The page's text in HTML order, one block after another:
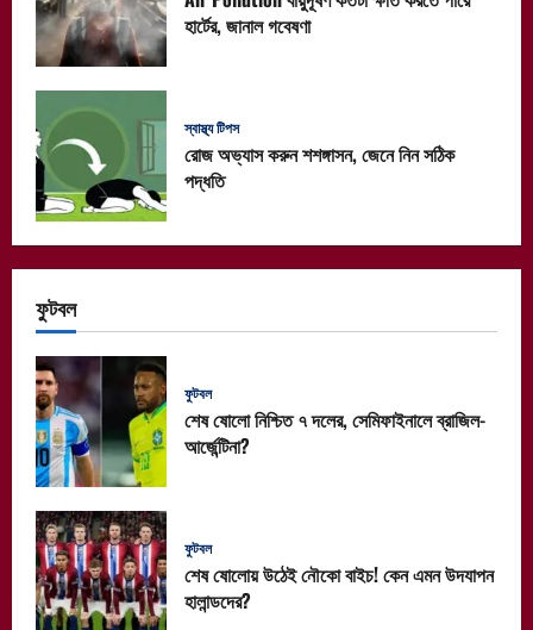
হার্টের, জানাল গবেষণা
স্বাস্থ্য টিপস
রোজ অভ্যাস করুন শশঙ্গাসন, জেনে নিন সঠিক
পদ্ধতি
ফুটবল
ফুটবল
শেষ ষোলো নিশ্চিত ৭ দলের, সেমিফাইনালে ব্রাজিল-
আর্জেন্টিনা?
ফুটবল
শেষ ষোলোয় উঠেই নৌকো বাইচ! কেন এমন উদযাপন
হালান্ডদের?